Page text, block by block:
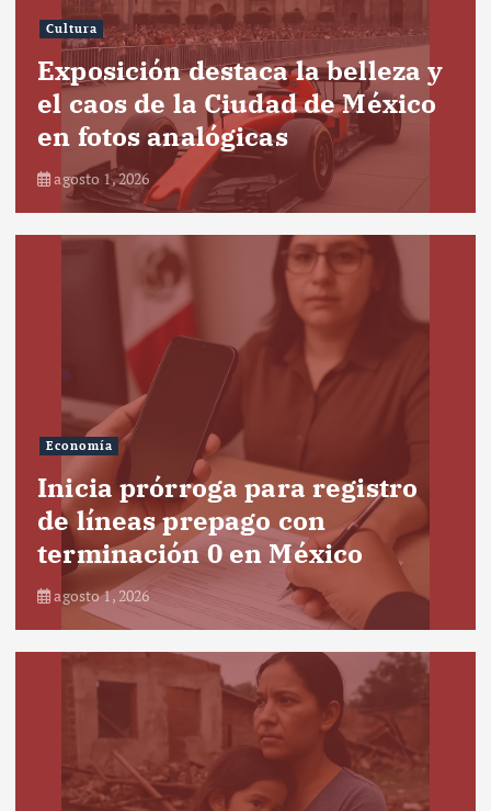
Cultura
Exposición destaca la belleza y
el caos de la Ciudad de México
en fotos analógicas
agosto 1, 2026
Economía
Inicia prórroga para registro
de líneas prepago con
terminación 0 en México
agosto 1, 2026